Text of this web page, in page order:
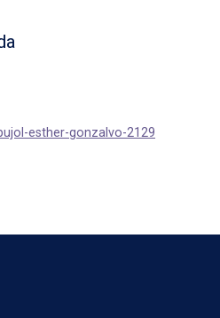
esther-gonzalvo-2129